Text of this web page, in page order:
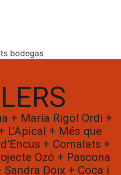
+ Maria Rigol Ordi +
L’Apical + Més que
+ Comalats +
Ozó + Pascona
Doix + Coca i